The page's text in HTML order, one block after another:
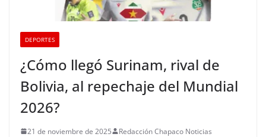
DEPORTES
¿Cómo llegó Surinam, rival de
Bolivia, al repechaje del Mundial
2026?
21 de noviembre de 2025 Redacción Chapaco Noticias